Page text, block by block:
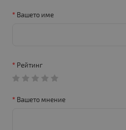
Вашето име
Рейтинг
Вашето мнение